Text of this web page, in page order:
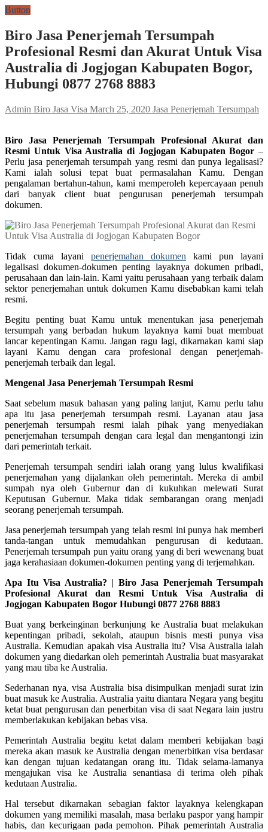
Button
Biro Jasa Penerjemah Tersumpah
Profesional Resmi dan Akurat Untuk Visa
Australia di Jogjogan Kabupaten Bogor,
Hubungi 0877 2768 8883
Admin Biro Jasa Visa March 25, 2020 Jasa Penerjemah Tersumpah
Biro Jasa Penerjemah Tersumpah Profesional Akurat dan
Resmi Untuk Visa Australia di Jogjogan Kabupaten Bogor –
Perlu jasa penerjemah tersumpah yang resmi dan punya legalisasi?
Kami ialah solusi tepat buat permasalahan Kamu. Dengan
pengalaman bertahun-tahun, kami memperoleh kepercayaan penuh
dari banyak client buat pengurusan penerjemah tersumpah
dokumen.
Tidak cuma layani penerjemahan dokumen kami pun layani
legalisasi dokumen-dokumen penting layaknya dokumen pribadi,
perusahaan dan lain-lain. Kami yaitu perusahaan yang terbaik dalam
sektor penerjemahan untuk dokumen Kamu disebabkan kami telah
resmi.
Begitu penting buat Kamu untuk menentukan jasa penerjemah
tersumpah yang berbadan hukum layaknya kami buat membuat
lancar kepentingan Kamu. Jangan ragu lagi, dikarnakan kami siap
layani Kamu dengan cara profesional dengan penerjemah-
penerjemah terbaik dan legal.
Mengenal Jasa Penerjemah Tersumpah Resmi
Saat sebelum masuk bahasan yang paling lanjut, Kamu perlu tahu
apa itu jasa penerjemah tersumpah resmi. Layanan atau jasa
penerjemah tersumpah resmi ialah pihak yang menyediakan
penerjemahan tersumpah dengan cara legal dan mengantongi izin
dari pemerintah terkait.
Penerjemah tersumpah sendiri ialah orang yang lulus kwalifikasi
penerjemahan yang dijalankan oleh pemerintah. Mereka di ambil
sumpah nya oleh Gubernur dan di kukuhkan melewati Surat
Keputusan Gubernur. Maka tidak sembarangan orang menjadi
seorang penerjemah tersumpah.
Jasa penerjemah tersumpah yang telah resmi ini punya hak memberi
tanda-tangan untuk memudahkan pengurusan di kedutaan.
Penerjemah tersumpah pun yaitu orang yang di beri wewenang buat
jaga kerahasiaan dokumen-dokumen penting yang di terjemahkan.
Apa Itu Visa Australia? | Biro Jasa Penerjemah Tersumpah
Profesional Akurat dan Resmi Untuk Visa Australia di
Jogjogan Kabupaten Bogor Hubungi 0877 2768 8883
Buat yang berkeinginan berkunjung ke Australia buat melakukan
kepentingan pribadi, sekolah, ataupun bisnis mesti punya visa
Australia. Kemudian apakah visa Australia itu? Visa Australia ialah
dokumen yang diedarkan oleh pemerintah Australia buat masyarakat
yang mau tiba ke Australia.
Sederhanan nya, visa Australia bisa disimpulkan menjadi surat izin
buat masuk ke Australia. Australia yaitu diantara Negara yang begitu
ketat buat pengurusan dan penerbitan visa di saat Negara lain justru
memberlakukan kebijakan bebas visa.
Pemerintah Australia begitu ketat dalam memberi kebijakan bagi
mereka akan masuk ke Australia dengan menerbitkan visa berdasar
kan dengan tujuan kedatangan orang itu. Tidak selama-lamanya
mengajukan visa ke Australia senantiasa di terima oleh pihak
kedutaan Australia.
Hal tersebut dikarnakan sebagian faktor layaknya kelengkapan
dokumen yang memiliki masalah, masa berlaku paspor yang hampir
habis, dan kecurigaan pada pemohon. Pihak pemerintah Australia